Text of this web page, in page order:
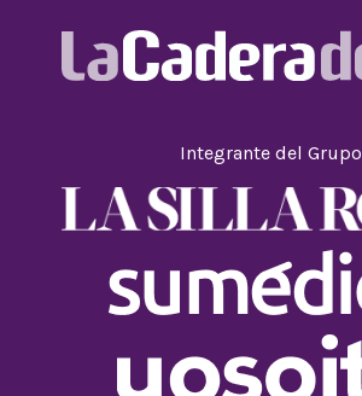
Integrante del Grupo